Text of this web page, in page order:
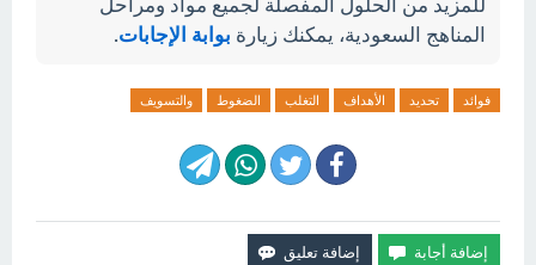
للمزيد من الحلول المفصلة لجميع مواد ومراحل
المناهج السعودية، يمكنك زيارة بوابة الإجابات.
فوائد تحديد الأهداف التغلب الضغوط والتسويف